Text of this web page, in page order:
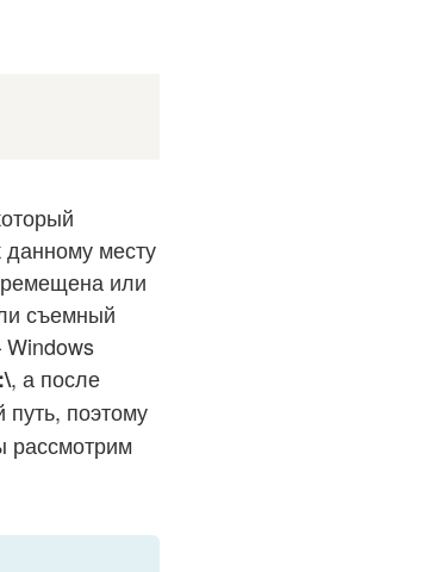
данному месту
или
съемный
Windows
, а после
путь, поэтому
рассмотрим